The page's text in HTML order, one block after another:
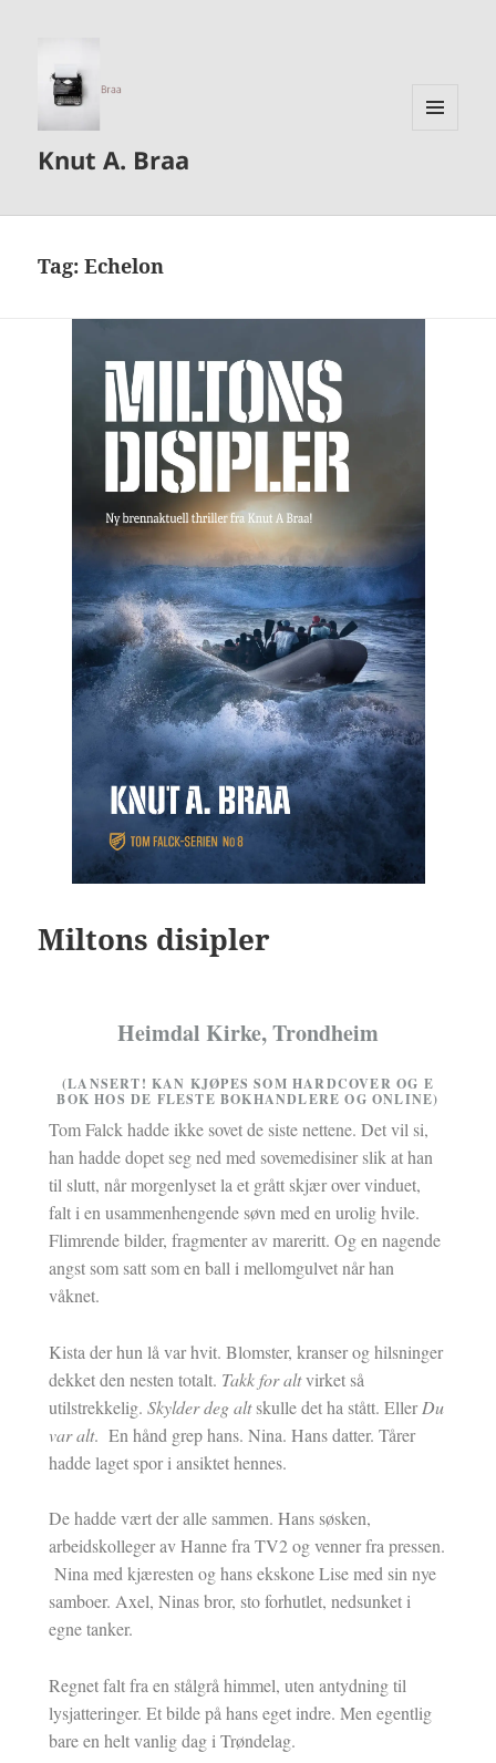
Knut A. Braa
Tag:Echelon
Miltons disipler
Heimdal Kirke, Trondheim
(LANSERT! KAN KJØPES SOM HARDCOVER OG E
BOK HOS DE FLESTE BOKHANDLERE OG ONLINE)
Tom Falck hadde ikke sovet de siste nettene. Det vil si,
han hadde dopet seg ned med sovemedisiner slik at han
til slutt, når morgenlyset la et grått skjær over vinduet,
falt i en usammenhengende søvn med en urolig hvile.
Flimrende bilder, fragmenter av mareritt. Og en nagende
angst som satt som en ball i mellomgulvet når han
våknet.
Kista der hun lå var hvit. Blomster, kranser og hilsninger
dekket den nesten totalt. Takk for altvirket så
utilstrekkelig.Skylder deg altskulle det ha stått. EllerDu
var alt. En hånd grep hans. Nina. Hans datter. Tårer
hadde laget spor i ansiktet hennes.
De hadde vært der alle sammen. Hans søsken,
arbeidskolleger av Hanne fra TV2 og venner fra pressen.
Nina med kjæresten og hans ekskone Lise med sin nye
samboer. Axel, Ninas bror, sto forhutlet, nedsunket i
egne tanker.
Regnet falt fra en stålgrå himmel, uten antydning til
lysjatteringer. Et bilde på hans eget indre. Men egentlig
bare en helt vanlig dag i Trøndelag.